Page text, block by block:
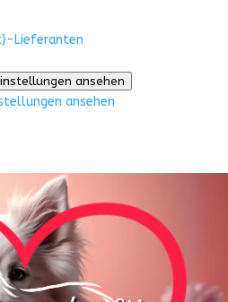
Lieferanten
ansehen
ansehen